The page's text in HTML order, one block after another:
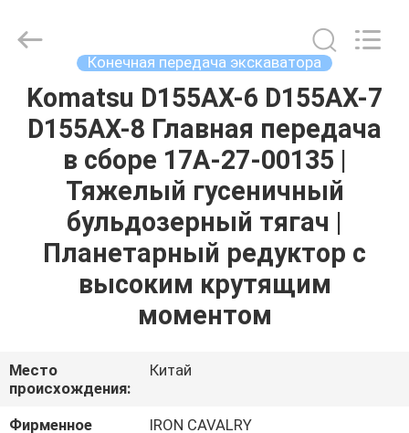
ГЛАВНАЯ
СТРАНИЦА
ПРОДУКЦИЯ
РОЛИКИ
ШОУ
О
Reserved.
Конечная передача экскаватора
Komatsu D155AX-6 D155AX-7
D155AX-8 Главная передача
в сборе 17A-27-00135 |
Тяжелый гусеничный
бульдозерный тягач |
Планетарный редуктор с
высоким крутящим
моментом
Место
происхождения:
Китай
Фирменное
IRON CAVALRY